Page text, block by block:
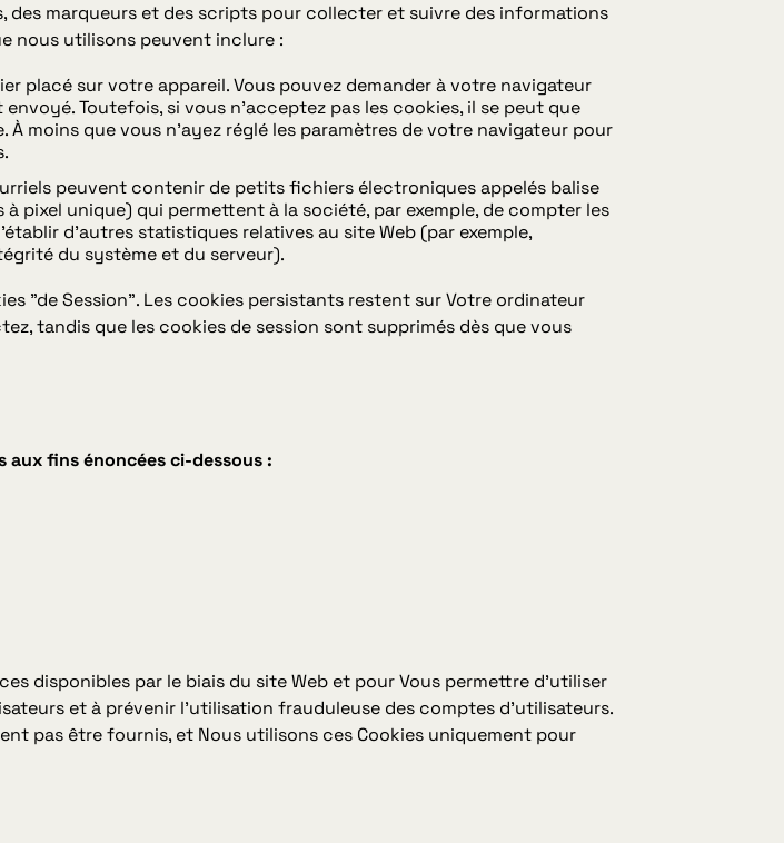
marqueurs et des scripts pour collecter et suivre des informations
nous utilisons peuvent inclure :
placé sur votre appareil. Vous pouvez demander à votre navigateur
Toutefois, si vous n'acceptez pas les cookies, il se peut que
moins que vous n'ayez réglé les paramètres de votre navigateur pour
peuvent contenir de petits fichiers électroniques appelés balise
pixel unique) qui permettent à la société, par exemple, de compter les
d'autres statistiques relatives au site Web (par exemple,
du système et du serveur).
"de Session". Les cookies persistants restent sur Votre ordinateur
tandis que les cookies de session sont supprimés dès que vous
aux fins énoncées ci-dessous :
disponibles par le biais du site Web et pour Vous permettre d'utiliser
et à prévenir l'utilisation frauduleuse des comptes d'utilisateurs.
pas être fournis, et Nous utilisons ces Cookies uniquement pour